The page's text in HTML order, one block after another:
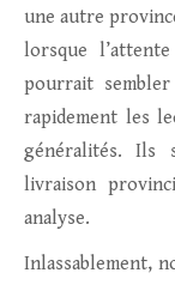
une autre
lorsque
pourrait
rapidement les
généralités. Ils
livraison
analyse.
Inlassablement,